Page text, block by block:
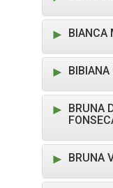
BIANCA
BIBIANA
BRUNA
BRUNA